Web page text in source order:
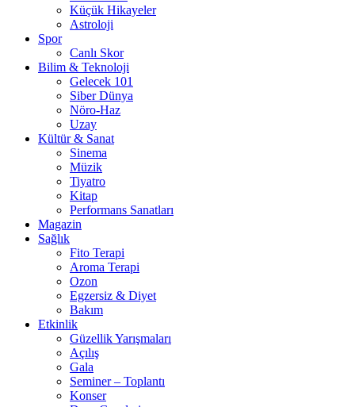
Küçük Hikayeler
Astroloji
Spor
Canlı Skor
Bilim & Teknoloji
Gelecek 101
Siber Dünya
Nöro-Haz
Uzay
Kültür & Sanat
Sinema
Müzik
Tiyatro
Kitap
Performans Sanatları
Magazin
Sağlık
Fito Terapi
Aroma Terapi
Ozon
Egzersiz & Diyet
Bakım
Etkinlik
Güzellik Yarışmaları
Açılış
Gala
Seminer – Toplantı
Konser